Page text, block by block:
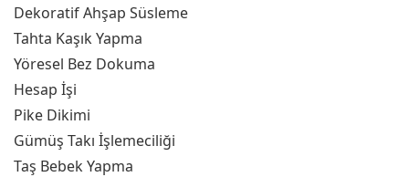
Dekoratif Ahşap Süsleme
Tahta Kaşık Yapma
Yöresel Bez Dokuma
Hesap İşi
Pike Dikimi
Gümüş Takı İşlemeciliği
Taş Bebek Yapma